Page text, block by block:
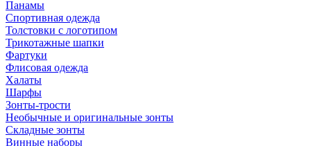
Панамы
Спортивная одежда
Толстовки с логотипом
Трикотажные шапки
Фартуки
Флисовая одежда
Халаты
Шарфы
Зонты-трости
Необычные и оригинальные зонты
Складные зонты
Винные наборы